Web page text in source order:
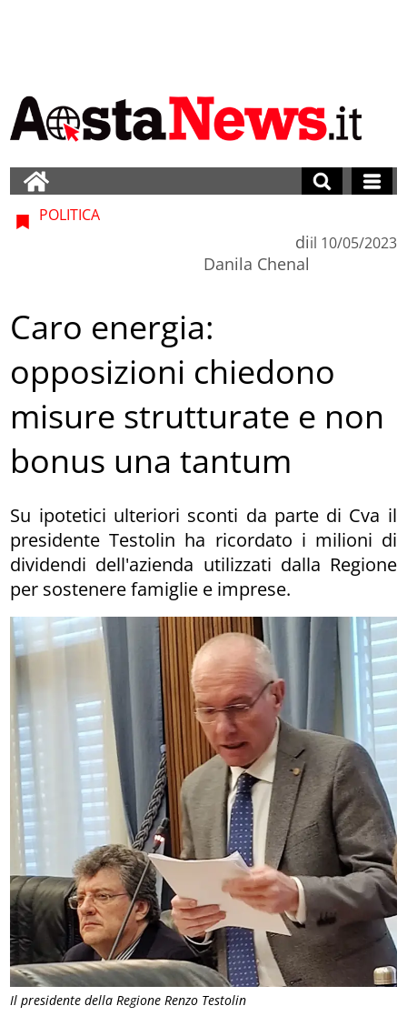
Il presidente della Regione Renzo Testolin
POLITICA
di
Danila Chenal
il 10/05/2023
Caro energia:
opposizioni chiedono
misure strutturate e non
bonus una tantum
Su ipotetici ulteriori sconti da parte di Cva il
presidente Testolin ha ricordato i milioni di
dividendi dell'azienda utilizzati dalla Regione
per sostenere famiglie e imprese.